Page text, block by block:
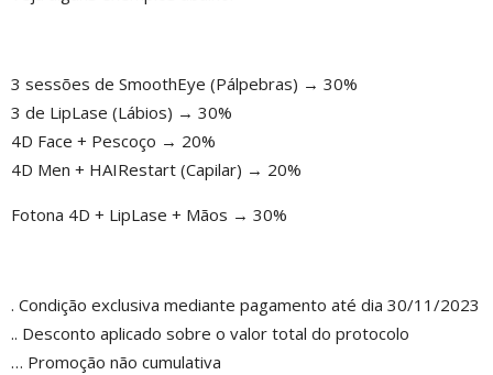
3 sessões de SmoothEye (Pálpebras) → 30%
3 de LipLase (Lábios) → 30%
4D Face + Pescoço → 20%
4D Men + HAIRestart (Capilar) → 20%
Fotona 4D + LipLase + Mãos → 30%
. Condição exclusiva mediante pagamento até dia 30/11/2023
.. Desconto aplicado sobre o valor total do protocolo
… Promoção não cumulativa